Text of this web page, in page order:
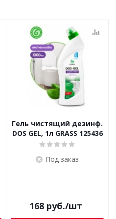
Гель чистящий дезинф.
DOS GEL, 1л GRASS 125436
Под заказ
168руб./шт